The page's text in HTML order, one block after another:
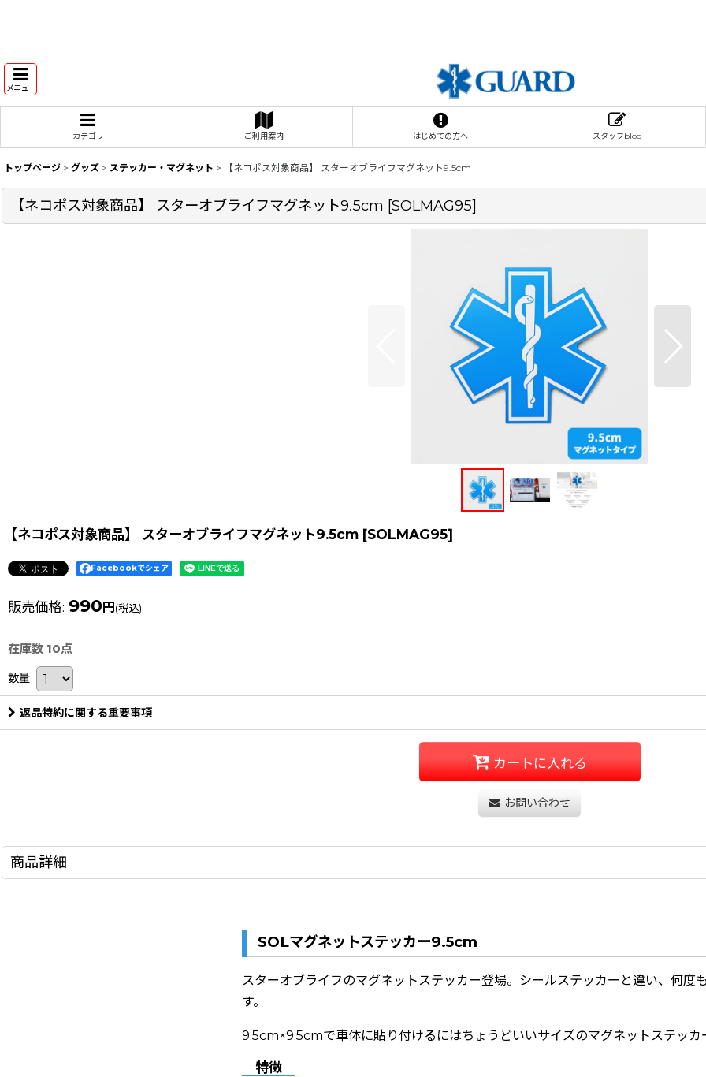
メニュー
カテゴリ ご利用案内 はじめての方へ スタッフblog
トップページ > グッズ > ステッカー・マグネット > 【ネコポス対象商品】 スターオブライフマグネット9.5cm
【ネコポス対象商品】 スターオブライフマグネット9.5cm [SOLMAG95]
【ネコポス対象商品】 スターオブライフマグネット9.5cm [SOLMAG95]
Facebookでシェア
販売価格: 990 円 (税込)
在庫数 10点
数量:
返品特約に関する重要事項
カートに入れる
お問い合わせ
商品詳細
SOLマグネットステッカー9.5cm
スターオブライフのマグネットステッカー登場。シールステッカーと違い、何度
す。
9.5cm×9.5cmで車体に貼り付けるにはちょうどいいサイズのマグネットステッカ
特徴